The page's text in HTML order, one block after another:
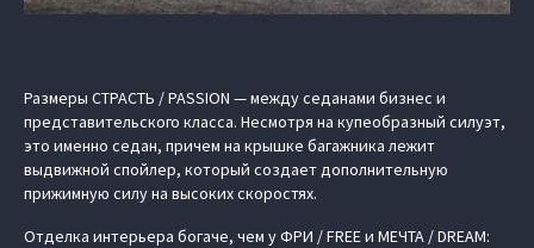
Размеры СТРАСТЬ / PASSION — между седанами бизнес и
представительского класса. Несмотря на купеобразный силуэт,
это именно седан, причем на крышке багажника лежит
выдвижной спойлер, который создает дополнительную
прижимную силу на высоких скоростях.
Отделка интерьера богаче, чем у ФРИ / FREE и МЕЧТА / DREAM: